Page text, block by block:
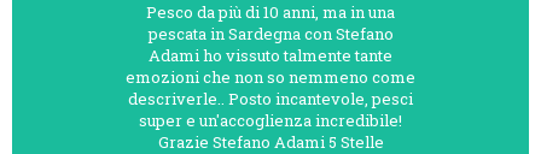
Pesco da più di 10 anni, ma in una
pescata in Sardegna con Stefano
Adami ho vissuto talmente tante
emozioni che non so nemmeno come
descriverle.. Posto incantevole, pesci
super e un'accoglienza incredibile!
Grazie Stefano Adami 5 Stelle